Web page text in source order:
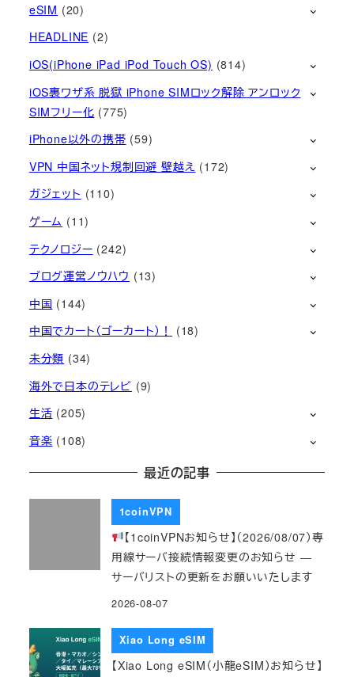
eSIM (20)
HEADLINE (2)
iOS(iPhone iPad iPod Touch OS) (814)
iOS裏ワザ系 脱獄 iPhone SIMロック解除 アンロック
SIMフリー化 (775)
iPhone以外の携帯 (59)
VPN 中国ネット規制回避 壁越え (172)
ガジェット (110)
ゲーム (11)
テクノロジー (242)
ブログ運営ノウハウ (13)
中国 (144)
中国でカート（ゴーカート）！
(18)
未分類 (34)
海外で日本のテレビ (9)
生活 (205)
音楽 (108)
最近の記事
1coinVPN
【1coinVPNお知らせ】（2026/08/07）専
用線サーバ接続情報変更のお知らせ ―
サーバリストの更新をお願いいたします
2026-08-07
Xiao Long eSIM
【Xiao Long eSIM（小龍eSIM）お知らせ】